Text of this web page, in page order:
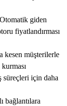
Otomatik giden
fiyatlandırması
kesen müşterilerle
süreçleri için daha
bağlantılara